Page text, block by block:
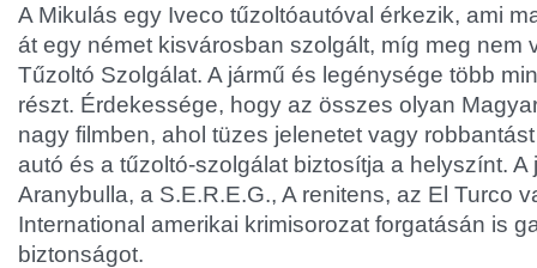
A Mikulás egy Iveco tűzoltóautóval érkezik, ami
át egy német kisvárosban szolgált, míg meg nem
Tűzoltó Szolgálat. A jármű és legénysége több
részt. Érdekessége, hogy az összes olyan
nagy filmben, ahol tüzes jelenetet vagy
autó és a tűzoltó-szolgálat biztosítja a helyszínt. A
Aranybulla, a S.E.R.E.G., A renitens, az El Turco
International amerikai krimisorozat forgatásán is
biztonságot.